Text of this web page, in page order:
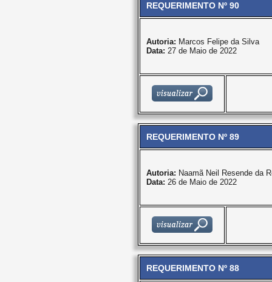
REQUERIMENTO Nº 90
Autoria: Marcos Felipe da Silva
Data: 27 de Maio de 2022
REQUERIMENTO Nº 89
Autoria: Naamã Neil Resende da
Data: 26 de Maio de 2022
REQUERIMENTO Nº 88